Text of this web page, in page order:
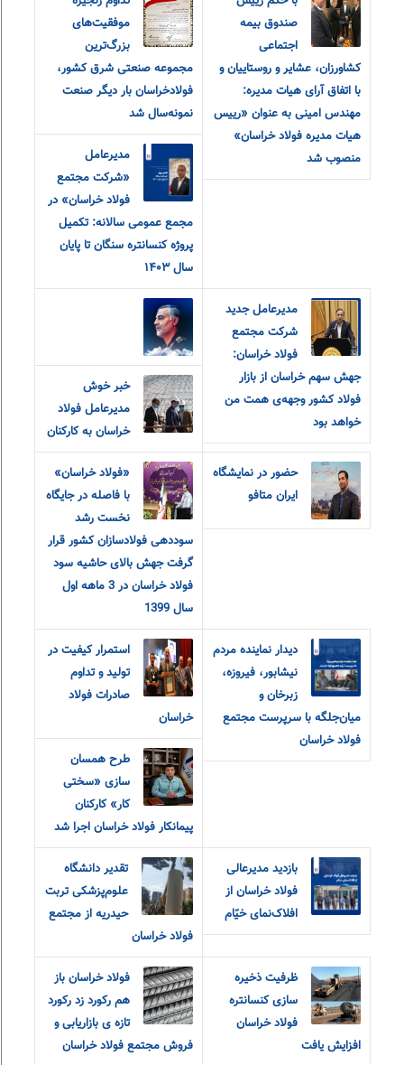
صندوق بیمه
اجتماعی
کشاورزان، عشایر و روستاییان و
با اتفاق آرای هیات مدیره:
مهندس امینی به عنوان «رییس
هیات مدیره فولاد خراسان»
منصوب شد
موفقیت‌های
بزرگ‌ترین
مجموعه صنعتی شرق کشور،
فولادخراسان بار دیگر صنعت
نمونه‌سال شد
مدیرعامل
«شرکت مجتمع
فولاد خراسان» در
مجمع عمومی سالانه: تکمیل
پروژه کنسانتره سنگان تا پایان
سال ۱۴۰۳
مدیرعامل جدید
شرکت مجتمع
فولاد خراسان:
جهش سهم خراسان از بازار
فولاد کشور وجهه‌ی همت من
خواهد بود
خبر خوش
مدیرعامل فولاد
خراسان به کارکنان
حضور در نمایشگاه
ایران متافو
«فولاد خراسان»
با فاصله در جایگاه
نخست رشد
سوددهی فولادسازان کشور قرار
گرفت جهش بالای حاشیه سود
فولاد خراسان در 3 ماهه اول
سال 1399
دیدار نماینده مردم
نیشابور، فیروزه،
زبرخان و
میان‌جلگه با سرپرست مجتمع
فولاد خراسان
استمرار کیفیت در
تولید و تداوم
صادرات فولاد
خراسان
طرح همسان
سازی «سختی
کار» کارکنان
پیمانکار فولاد خراسان اجرا شد
بازدید مدیرعالی
فولاد خراسان از
افلاک‌نمای خیّام
تقدیر دانشگاه
علوم‌پزشکی تربت
حیدریه از مجتمع
فولاد خراسان
ظرفیت ذخیره
سازی کنسانتره
فولاد خراسان
افزایش یافت
فولاد خراسان باز
هم رکورد زد رکورد
تازه ی بازاریابی و
فروش مجتمع فولاد خراسان